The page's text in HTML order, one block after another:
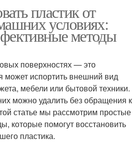
пластик от
условиях:
методы
поверхностях — это
может испортить внешний вид
мебели или бытовой техники.
можно удалить без обращения к
статье мы рассмотрим простые
которые помогут восстановить
пластика.